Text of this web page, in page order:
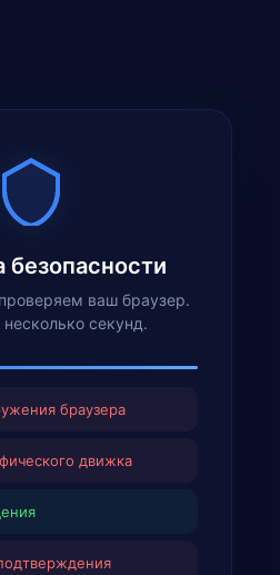
безопасности
ваш браузер.
секунд.
браузера
движка